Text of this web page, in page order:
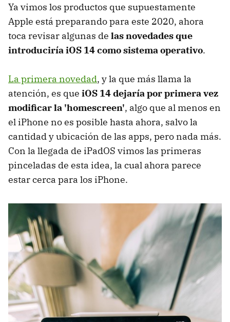
Ya vimos los productos que supuestamente
Apple está preparando para este 2020, ahora
toca revisar algunas de las novedades que
introduciría iOS 14 como sistema operativo.
La primera novedad, y la que más llama la
atención, es que iOS 14 dejaría por primera vez
modificar la 'homescreen', algo que al menos en
el iPhone no es posible hasta ahora, salvo la
cantidad y ubicación de las apps, pero nada más.
Con la llegada de iPadOS vimos las primeras
pinceladas de esta idea, la cual ahora parece
estar cerca para los iPhone.